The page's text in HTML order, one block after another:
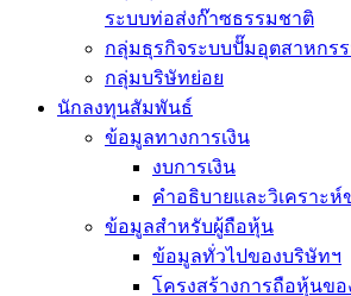
ระบบท่อส่งก๊าซธรรมชาติ
กลุ่มธุรกิจระบบปั๊มอุตสาหกร
กลุ่มบริษัทย่อย
นักลงทุนสัมพันธ์
ข้อมูลทางการเงิน
งบการเงิน
คำอธิบายและวิเคราะห์
ข้อมูลสำหรับผู้ถือหุ้น
ข้อมูลทั่วไปของบริษัทฯ
โครงสร้างการถือหุ้นข